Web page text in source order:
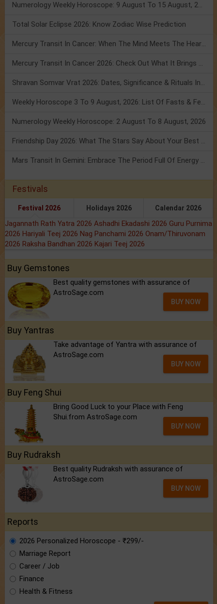
Numerology Weekly Horoscope: 9 August To 15 August, 2026
Total Solar Eclipse 2026: Know Zodiac Wise Prediction
Mercury Transit In Cancer: When The Mind Meets The Heart!
Mercury Transit In Cancer 2026: Check Out What It Brings For You
Shravan Somvar Vrat 2026: Dates, Significance & Rituals In August
Weekly Horoscope 3 To 9 August, 2026: List Of Fasts & Festivals
Numerology Weekly Horoscope: 2 August To 8 August, 2026
Friendship Day 2026: What The Stars Say About Your Best Friend!
Mars Transit In Gemini: Embrace The Period Full Of Energy & Intelligence
Festivals
Festival 2026 Holidays 2026 Calendar 2026
Jagannath Rath Yatra 2026 Ashadhi Ekadashi 2026 Guru Purnima
2026 Hariyali Teej 2026 Nag Panchami 2026 Onam/Thiruvonam
2026 Raksha Bandhan 2026 Kajari Teej 2026
Buy Gemstones
Best quality gemstones with assurance of
AstroSage.com
BUY NOW
Buy Yantras
Take advantage of Yantra with assurance of
AstroSage.com
BUY NOW
Buy Feng Shui
Bring Good Luck to your Place with Feng
Shui.from AstroSage.com
BUY NOW
Buy Rudraksh
Best quality Rudraksh with assurance of
AstroSage.com
BUY NOW
Reports
2026 Personalized Horoscope - ₹299/-
Marriage Report
Career / Job
Finance
Health & Fitness